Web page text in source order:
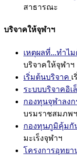
สาธารณะ
บริจาคให้จุฬาฯ
เหตุผลที่...ทำไ
บริจาคให้จุฬาฯ
เริ่มต้นบริจาค
ระบบบริจาคอิ
กองทุนจุฬาลง
บรมราชสมภพฯ
กองทุนภูมิคุ้มกั
มะเร็งจุฬาฯ
โครงการอุทยา